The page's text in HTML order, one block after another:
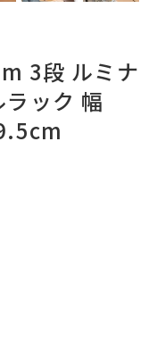
3段 ルミナ
ック 幅